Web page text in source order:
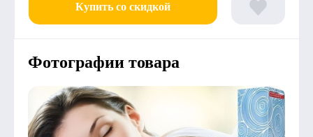
Купить со скидкой
Фотографии товара